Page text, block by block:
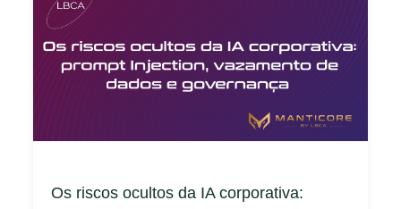
Os riscos ocultos da IA corporativa: